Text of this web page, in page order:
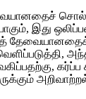
இது
கர்ப்ப